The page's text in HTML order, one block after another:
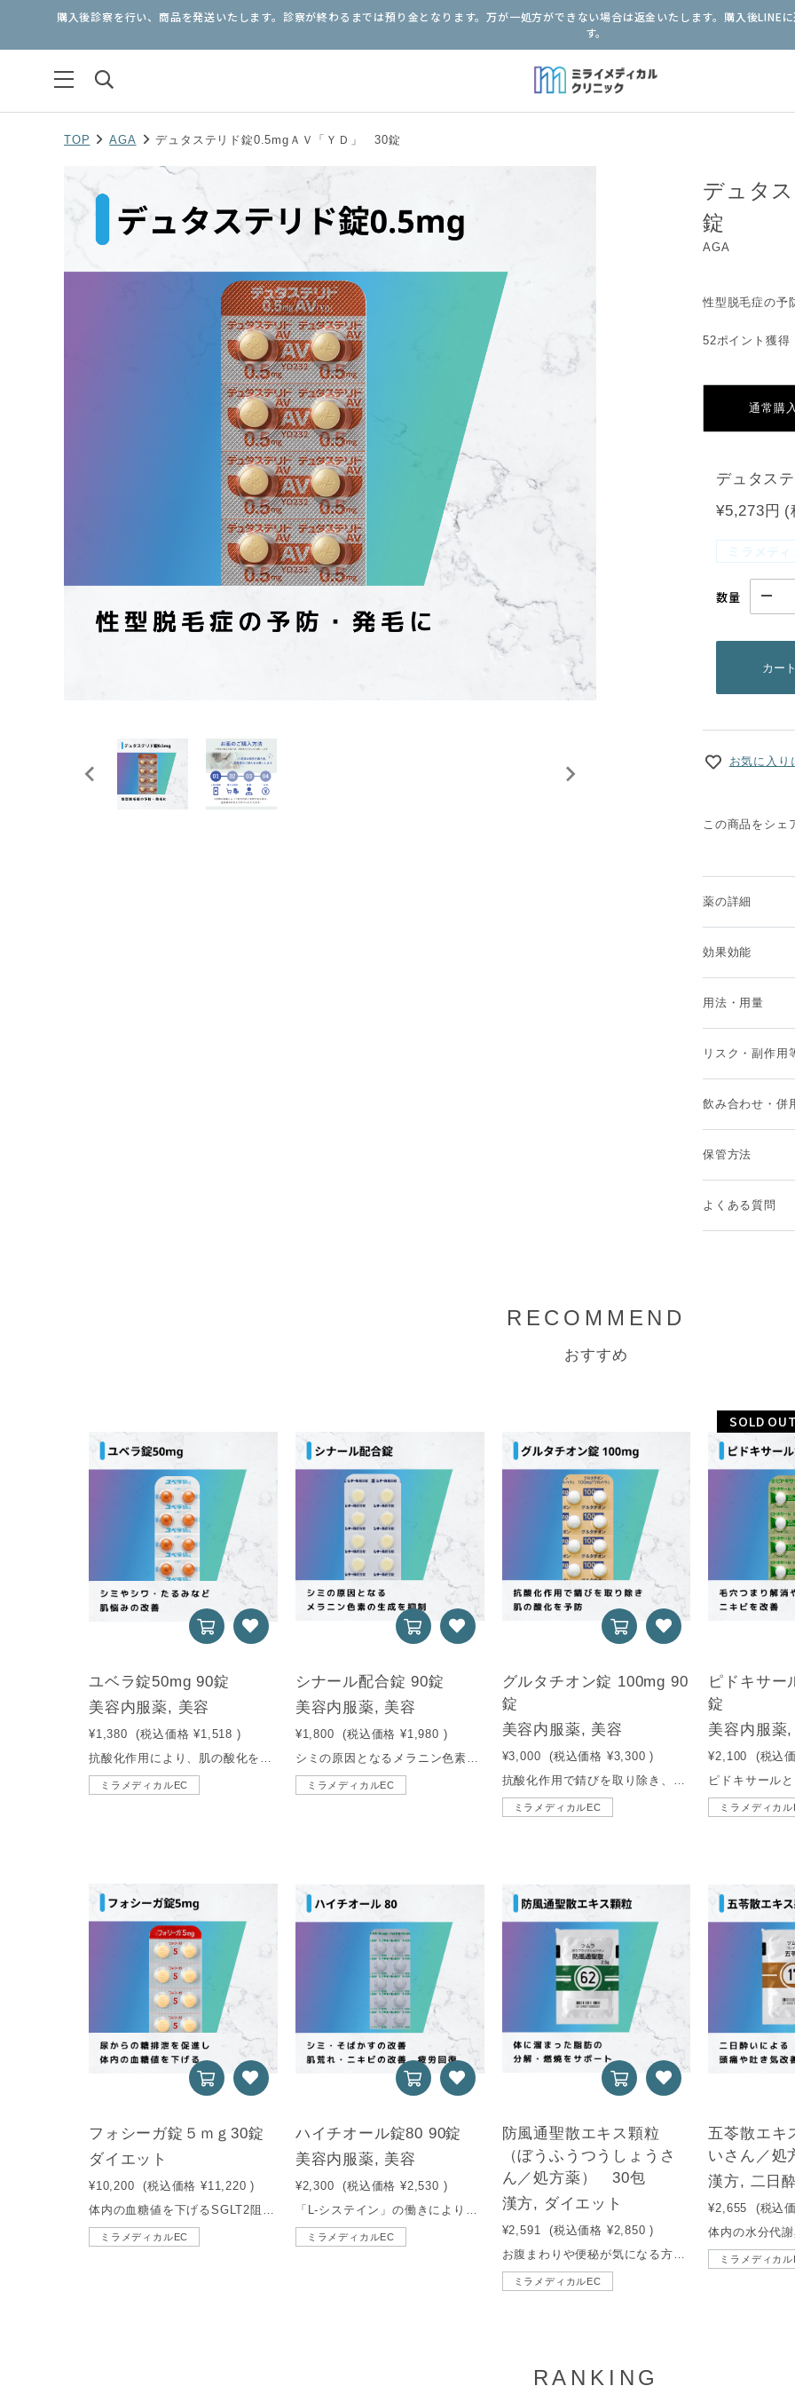
購入後診察を行い、商品を発送いたします。診察が終わるまでは預り金となります。万が一処方ができない場合は返金いたします。購入後LINE
す。
TOP AGA デュタステリド錠0.5mgＡＶ「ＹＤ」 30錠
デュタ
錠
AGA
性型脱毛症の予
52ポイント獲得
通常購
デュタス
¥5,273円 (
ミラメデ
数量
カー
お気に入り
この商品をシェ
薬の詳細
効果効能
用法・用量
リスク・副作用
飲み合わせ・併
保管方法
よくある質問
RECOMMEND
おすすめ
ユベラ錠50mg 90錠
美容内服薬, 美容
¥1,380 (税込価格 ¥1,518 )
抗酸化作用により、肌の酸化を防止。シミやシワ・たるみなど肌悩みの改善をサポートする若返りのビタミンです。
ミラメディカルEC
シナール配合錠 90錠
美容内服薬, 美容
¥1,800 (税込価格 ¥1,980 )
シミの原因となるメラニン色素の生成を抑え、コラーゲンを生成する働きから、美容目的で多く使用されるビタミン剤。
ミラメディカルEC
グルタチオン錠 100mg 90
錠
美容内服薬, 美容
¥3,000 (税込価格 ¥3,300 )
抗酸化作用で錆びを取り除き、肌の酸化を予防します。
ミラメディカルEC
SOLD
ピドキサ
錠
美容内服薬
¥2,100 (税込
ミラメディカ
フォシーガ錠５ｍｇ30錠
ダイエット
¥10,200 (税込価格 ¥11,220 )
体内の血糖値を下げるSGLT2阻害薬の一種で、尿から糖を排泄するのを促します。
ミラメディカルEC
ハイチオール錠80 90錠
美容内服薬, 美容
¥2,300 (税込価格 ¥2,530 )
「L-システイン」の働きにより、シミ・そばかすの改善、肌荒れ・ニキビの改善、疲労回復、二日酔いの緩和、蕁麻疹・湿疹の改善、放射線障害による白血球減少の抑制。
ミラメディカルEC
防風通聖散エキス顆粒
（ぼうふうつうしょうさ
ん／処方薬） 30包
漢方, ダイエット
¥2,591 (税込価格 ¥2,850 )
お腹まわりや便秘が気になる方に。18種類の生薬が体に溜まった脂肪を分解・燃焼をサポートする漢方薬です。
ミラメディカルEC
五苓散エキ
いさん／処
漢方, 二日
¥2,655 (税込
ミラメディカ
RANKING